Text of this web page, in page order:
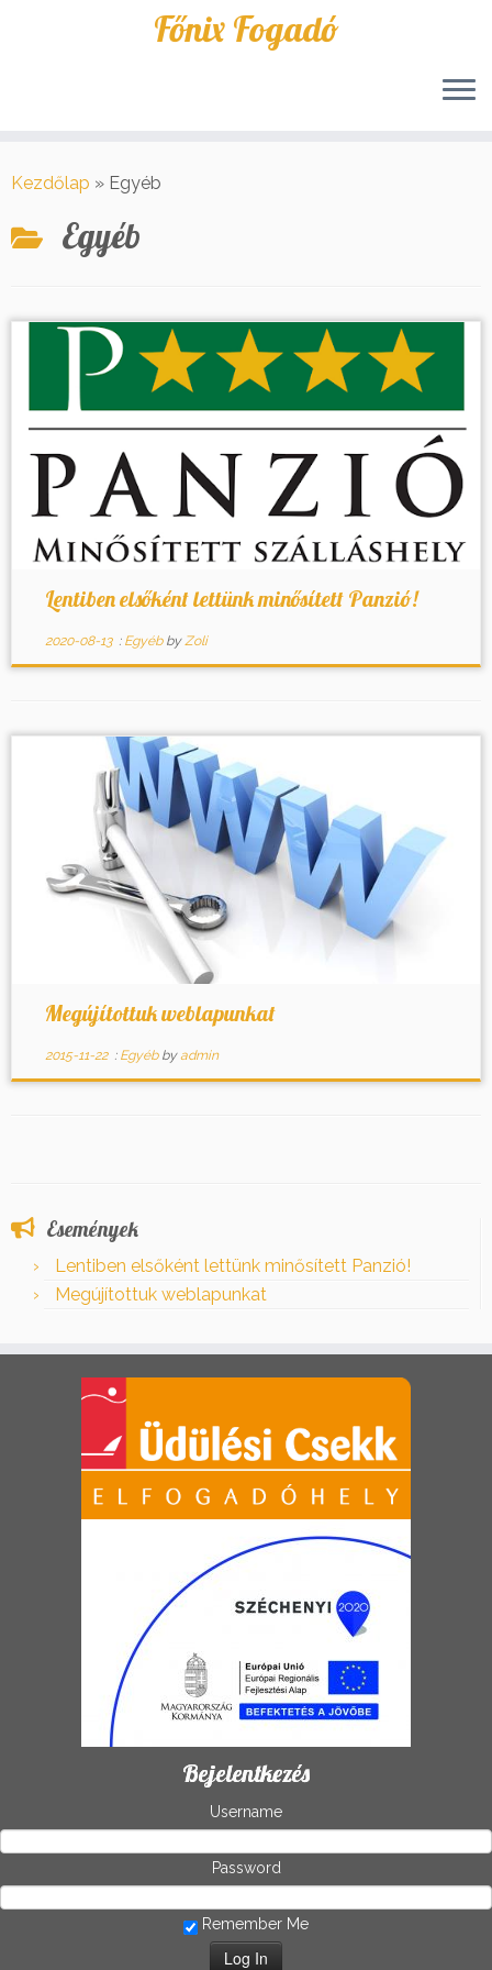
to
Főnix Fogadó
Kezdőlap » Egyéb
Egyéb
Lentiben elsőként lettünk minősített Panzió!
2020-08-13: Egyéb byZoli
Megújítottuk weblapunkat
2015-11-22: Egyéb byadmin
Események
Lentiben elsőként lettünk minősített Panzió!
Megújítottuk weblapunkat
Bejelentkezés
Username
Password
Remember Me